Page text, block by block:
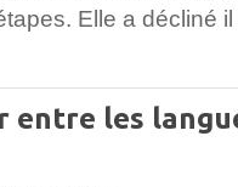
Elle a décliné
entre les